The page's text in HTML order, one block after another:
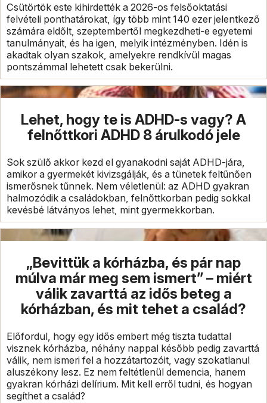
Csütörtök este kihirdették a 2026-os felsőoktatási
felvételi ponthatárokat, így több mint 140 ezer jelentkező
számára eldőlt, szeptembertől megkezdheti-e egyetemi
tanulmányait, és ha igen, melyik intézményben. Idén is
akadtak olyan szakok, amelyekre rendkívül magas
pontszámmal lehetett csak bekerülni.
Lehet, hogy te is ADHD-s vagy? A
felnőttkori ADHD 8 árulkodó jele
Sok szülő akkor kezd el gyanakodni saját ADHD-jára,
amikor a gyermekét kivizsgálják, és a tünetek feltűnően
ismerősnek tűnnek. Nem véletlenül: az ADHD gyakran
halmozódik a családokban, felnőttkorban pedig sokkal
kevésbé látványos lehet, mint gyermekkorban.
„Bevittük a kórházba, és pár nap
múlva már meg sem ismert” – miért
válik zavarttá az idős beteg a
kórházban, és mit tehet a család?
Előfordul, hogy egy idős embert még tiszta tudattal
visznek kórházba, néhány nappal később pedig zavarttá
válik, nem ismeri fel a hozzátartozóit, vagy szokatlanul
aluszékony lesz. Ez nem feltétlenül demencia, hanem
gyakran kórházi delírium. Mit kell erről tudni, és hogyan
segíthet a család?